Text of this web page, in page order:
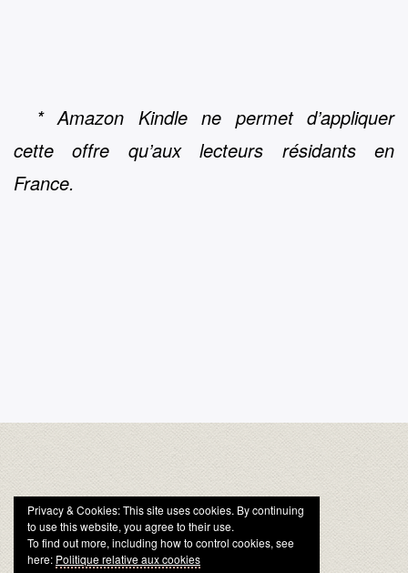
* Amazon Kindle ne permet d’appliquer
cette offre qu’aux lecteurs résidants en
France.
Privacy & Cookies: This site uses cookies. By continuing
to use this website, you agree to their use.
To find out more, including how to control cookies, see
here: Politique relative aux cookies